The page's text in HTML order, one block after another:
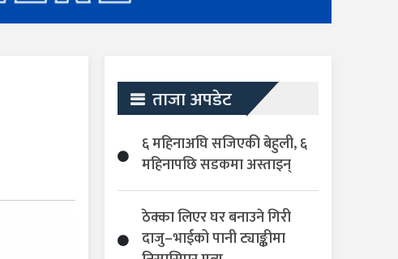
ताजा अपडेट
६ महिनाअघि सजिएकी बेहुली, ६
महिनापछि सडकमा अस्ताइन्
ठेक्का लिएर घर बनाउने गिरी
दाजु–भाईको पानी ट्याङ्कीमा